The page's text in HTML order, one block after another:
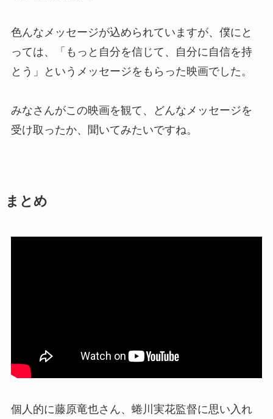
色んなメッセージが込められていますが、僕にと
っては、「もっと自分を信じて、自分に自信を持
とう」というメッセージをもらった映画でした。
みなさんがこの映画を観て、どんなメッセージを
受け取ったか、聞いてみたいですね。
まとめ
個人的に藤原竜也さん、蜷川実花監督に思い入れ